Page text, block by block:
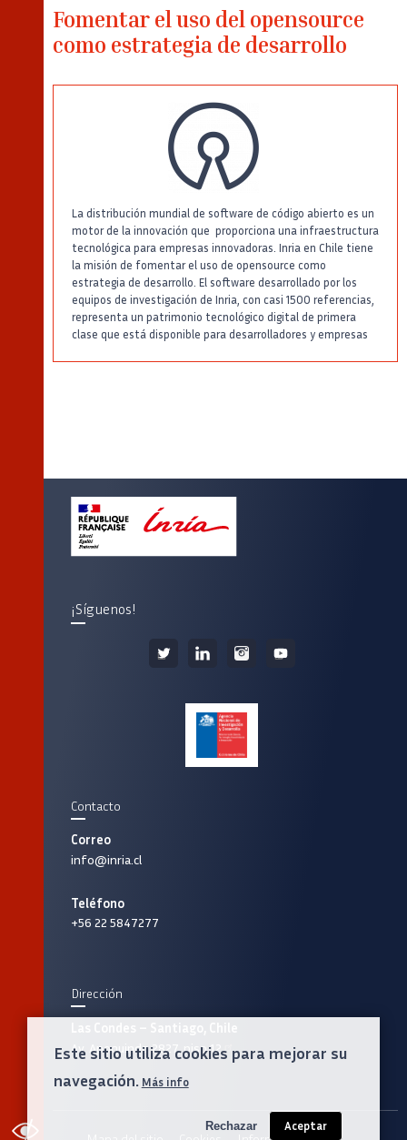
ACCESIBILIDAD
Fomentar el uso del opensource
como estrategia de desarrollo
La distribución mundial de software de código abierto es un
motor de la innovación que proporciona una infraestructura
tecnológica para empresas innovadoras. Inria en Chile tiene
la misión de fomentar el uso de opensource como
estrategia de desarrollo. El software desarrollado por los
equipos de investigación de Inria, con casi 1500 referencias,
representa un patrimonio tecnológico digital de primera
clase que está disponible para desarrolladores y empresas
¡Síguenos!
Contacto
Correo
info@inria.cl
Teléfono
+56 22 5847277
Dirección
Av. Apoquindo 2827, piso 12
Este sitio utiliza cookies para mejorar su
navegación. Más info
Aceptar
Rechazar